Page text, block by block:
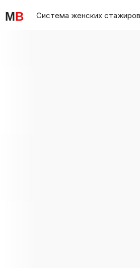
MB Система женских